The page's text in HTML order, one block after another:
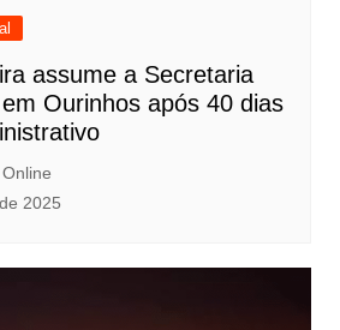
assume a Secretaria
Ourinhos após 40 dias
2025